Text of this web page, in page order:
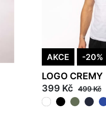
AKCE -20%
LOGO CREMY
399 Kč 499 Kč